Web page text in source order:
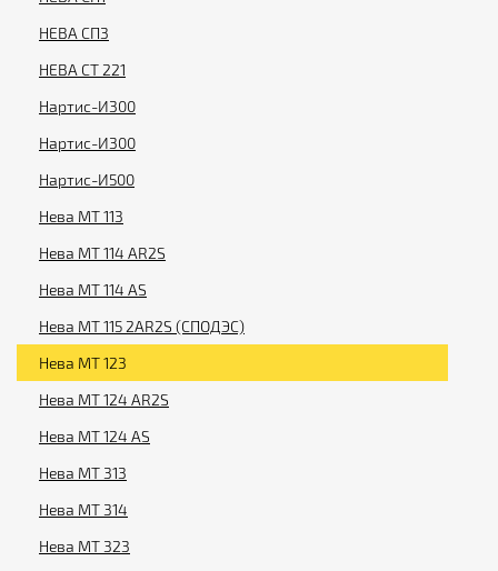
НЕВА СП3
НЕВА СТ 221
Нартис-И300
Нартис-И300
Нартис-И500
Нева МТ 113
Нева МТ 114 AR2S
Нева МТ 114 AS
Нева МТ 115 2AR2S (СПОДЭС)
Нева МТ 123
Нева МТ 124 AR2S
Нева МТ 124 AS
Нева МТ 313
Нева МТ 314
Нева МТ 323